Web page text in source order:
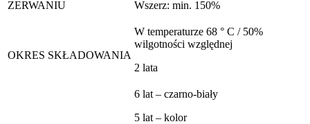
ZERWANIU
Wszerz: min. 150%
OKRES SKŁADOWANIA
W temperaturze 68 ° C / 50%
wilgotności względnej
2 lata
6 lat – czarno-biały
5 lat – kolor